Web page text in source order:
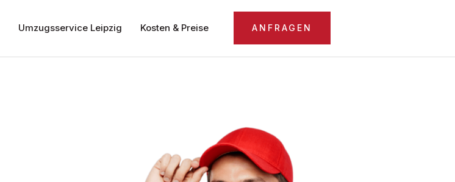
Umzugsservice Leipzig Kosten & Preise ANFRAGEN